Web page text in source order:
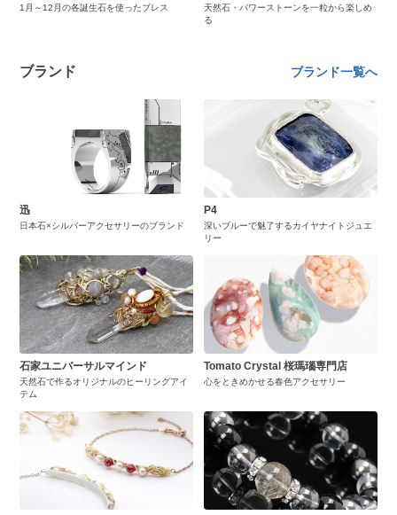
1月～12月の各誕生石を使ったブレス
天然石・パワーストーンを一粒から楽しめ
る
ブランド ブランド一覧へ
迅
日本石×シルバーアクセサリーのブランド
P4
深いブルーで魅了するカイヤナイトジュエ
リー
石家ユニバーサルマインド
天然石で作るオリジナルのヒーリングアイ
テム
Tomato Crystal 桜瑪瑙専門店
心をときめかせる春色アクセサリー